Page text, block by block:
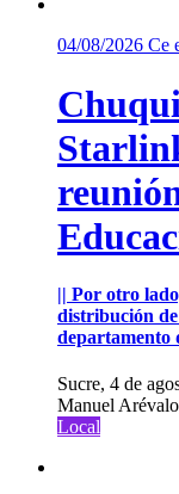
04/08/2026 Ce
|| Por otro
distribución
departamento
Sucre, 4 de
Manuel
Local